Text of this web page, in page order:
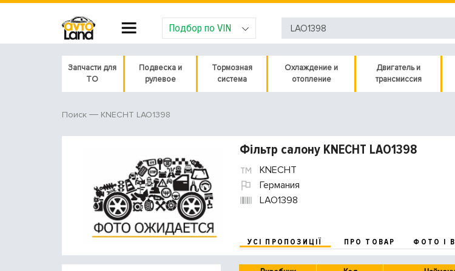
Подбор по VIN
Запчасти для
ТО
Подвеска и
рулевое
Тормозная
система
Охлаждение и
отопление
Двигатель и
трансмиссия
Поиск KNECHT LAO1398
Фільтр салону KNECHT LAO1398
KNECHT
Германия
LAO1398
УСІ ПРОПОЗИЦІЇ ПРО ТОВАР ФОТО І